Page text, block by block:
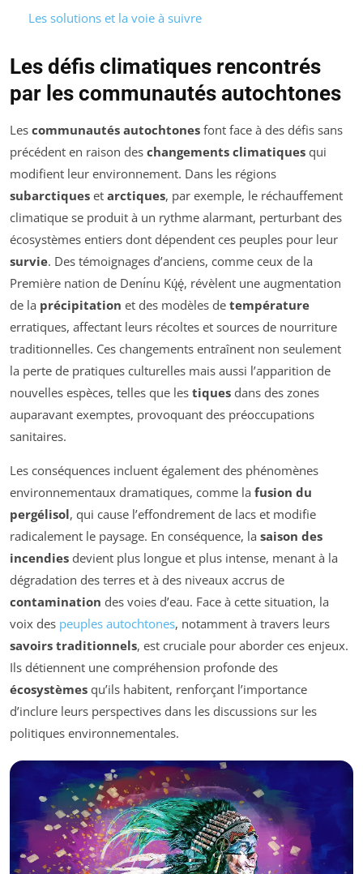
Les solutions et la voie à suivre
Les défis climatiques rencontrés
par les communautés autochtones
Les communautés autochtones font face à des défis sans
précédent en raison des changements climatiques qui
modifient leur environnement. Dans les régions
subarctiques et arctiques, par exemple, le réchauffement
climatique se produit à un rythme alarmant, perturbant des
écosystèmes entiers dont dépendent ces peuples pour leur
survie. Des témoignages d’anciens, comme ceux de la
Première nation de Denı́nu Kų́ę́, révèlent une augmentation
de la précipitation et des modèles de température
erratiques, affectant leurs récoltes et sources de nourriture
traditionnelles. Ces changements entraînent non seulement
la perte de pratiques culturelles mais aussi l’apparition de
nouvelles espèces, telles que les tiques dans des zones
auparavant exemptes, provoquant des préoccupations
sanitaires.
Les conséquences incluent également des phénomènes
environnementaux dramatiques, comme la fusion du
pergélisol, qui cause l’effondrement de lacs et modifie
radicalement le paysage. En conséquence, la saison des
incendies devient plus longue et plus intense, menant à la
dégradation des terres et à des niveaux accrus de
contamination des voies d’eau. Face à cette situation, la
voix des peuples autochtones, notamment à travers leurs
savoirs traditionnels, est cruciale pour aborder ces enjeux.
Ils détiennent une compréhension profonde des
écosystèmes qu’ils habitent, renforçant l’importance
d’inclure leurs perspectives dans les discussions sur les
politiques environnementales.